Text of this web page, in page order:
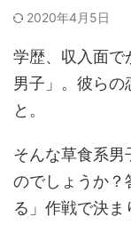
2020年4月5日
学歴、収入面で
男子」。彼らの
と。
そんな草食系男
のでしょうか？
る」作戦で決ま